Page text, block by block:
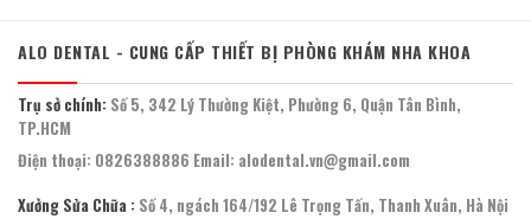
ALO DENTAL - CUNG CẤP THIẾT BỊ PHÒNG KHÁM NHA KHOA
Trụ sở chính: Số 5, 342 Lý Thường Kiệt, Phường 6, Quận Tân Bình,
TP.HCM
Điện thoại: 0826388886 Email: alodental.vn@gmail.com
Xưởng Sửa Chữa : Số 4, ngách 164/192 Lê Trọng Tấn, Thanh Xuân, Hà Nội